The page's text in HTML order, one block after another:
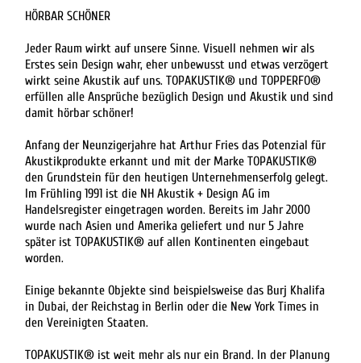
HÖRBAR SCHÖNER
Jeder Raum wirkt auf unsere Sinne. Visuell nehmen wir als
Erstes sein Design wahr, eher unbewusst und etwas verzögert
wirkt seine Akustik auf uns. TOPAKUSTIK® und TOPPERFO®
erfüllen alle Ansprüche bezüglich Design und Akustik und sind
damit hörbar schöner!
Anfang der Neunzigerjahre hat Arthur Fries das Potenzial für
Akustikprodukte erkannt und mit der Marke TOPAKUSTIK®
den Grundstein für den heutigen Unternehmenserfolg gelegt.
Im Frühling 1991 ist die NH Akustik + Design AG im
Handelsregister eingetragen worden. Bereits im Jahr 2000
wurde nach Asien und Amerika geliefert und nur 5 Jahre
später ist TOPAKUSTIK® auf allen Kontinenten eingebaut
worden.
Einige bekannte Objekte sind beispielsweise das Burj Khalifa
in Dubai, der Reichstag in Berlin oder die New York Times in
den Vereinigten Staaten.
TOPAKUSTIK® ist weit mehr als nur ein Brand. In der Planung